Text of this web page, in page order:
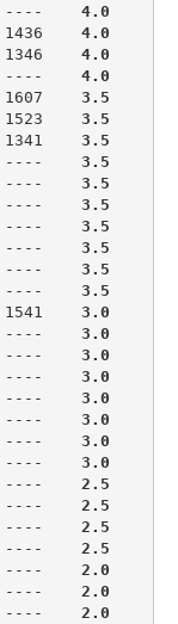
---- 4.0
1436 4.0
1346 4.0
---- 4.0
1607 3.5
1523 3.5
1341 3.5
---- 3.5
---- 3.5
---- 3.5
---- 3.5
---- 3.5
---- 3.5
---- 3.5
1541 3.0
---- 3.0
---- 3.0
---- 3.0
---- 3.0
---- 3.0
---- 3.0
---- 3.0
---- 2.5
---- 2.5
---- 2.5
---- 2.5
---- 2.0
---- 2.0
---- 2.0